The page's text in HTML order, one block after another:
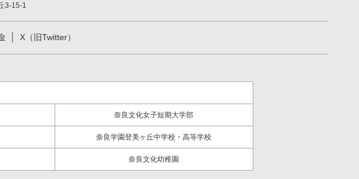
3-15-1
X（旧Twitter）
奈良文化女子短期大学部
奈良学園登美ヶ丘中学校・高等学校
奈良文化幼稚園